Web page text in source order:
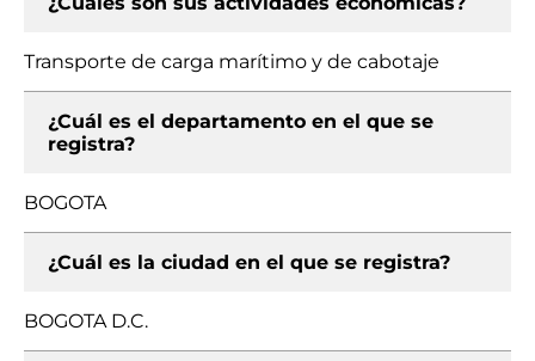
Transporte de carga marítimo y de cabotaje
¿Cuál es el departamento en el que se
registra?
BOGOTA
¿Cuál es la ciudad en el que se registra?
BOGOTA D.C.